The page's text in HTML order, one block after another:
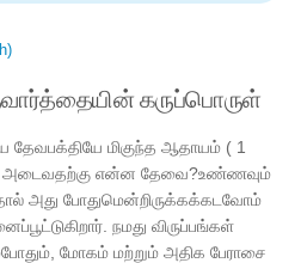
கருப்பொருள்
தேவபக்தியே மிகுந்த ஆதாயம் ( 1
அடைவதற்கு என்ன தேவை?உண்ணவும்
அது போதுமென்றிருக்கக்கடவோம்
நமது விருப்பங்கள்
மோகம் மற்றும் அதிக பேராசை